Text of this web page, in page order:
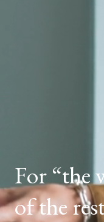
ニュース
ニュース
For“the
oftheres